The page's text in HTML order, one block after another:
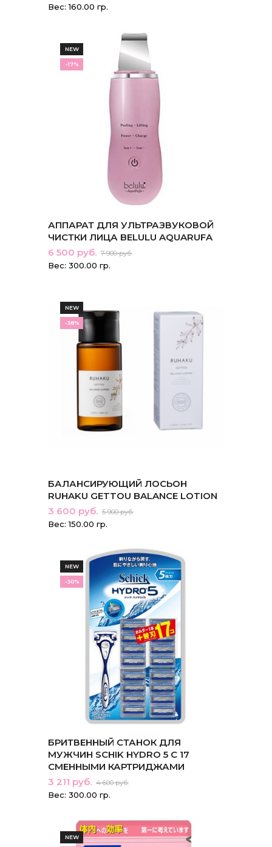
Вес: 160.00 гр.
NEW
-17%
АППАРАТ ДЛЯ УЛЬТРАЗВУКОВОЙ
ЧИСТКИ ЛИЦА BELULU AQUARUFA
6 500 руб. 7 900 руб.
Вес: 300.00 гр.
NEW
-38%
БАЛАНСИРУЮЩИЙ ЛОСЬОН
RUHAKU GETTOU BALANCE LOTION
3 600 руб. 5 900 руб.
Вес: 150.00 гр.
NEW
-30%
БРИТВЕННЫЙ СТАНОК ДЛЯ
МУЖЧИН SCHIK HYDRO 5 С 17
СМЕННЫМИ КАРТРИДЖАМИ
3 211 руб. 4 600 руб.
Вес: 300.00 гр.
NEW